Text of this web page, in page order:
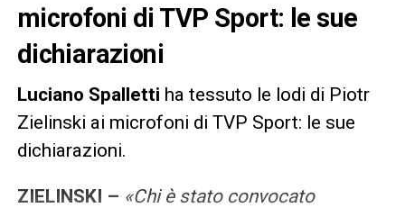
microfoni di TVP Sport: le sue
dichiarazioni
Luciano Spalletti ha tessuto le lodi di Piotr
Zielinski ai microfoni di TVP Sport: le sue
dichiarazioni.
ZIELINSKI – «Chi è stato convocato